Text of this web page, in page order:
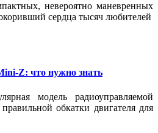
невероятно маневренных
сердца тысяч любителей
Z: что нужно знать
модель радиоуправляемой
обкатки двигателя для